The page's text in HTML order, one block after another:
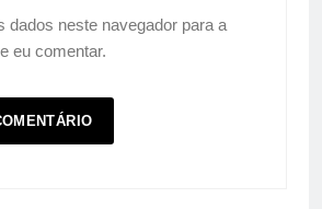
dados neste navegador para a
eu comentar.